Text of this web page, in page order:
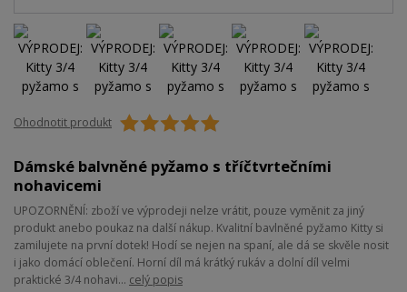
Ohodnotit produkt
Dámské balvněné pyžamo s tříčtvrtečními
nohavicemi
UPOZORNĚNÍ: zboží ve výprodeji nelze vrátit, pouze vyměnit za jiný
produkt anebo poukaz na další nákup. Kvalitní bavlněné pyžamo Kitty si
zamilujete na první dotek! Hodí se nejen na spaní, ale dá se skvěle nosit
i jako domácí oblečení. Horní díl má krátký rukáv a dolní díl velmi
praktické 3/4 nohavi... celý popis